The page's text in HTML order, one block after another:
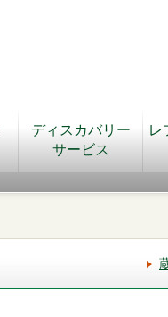
ディスカバリー
サービス
レ